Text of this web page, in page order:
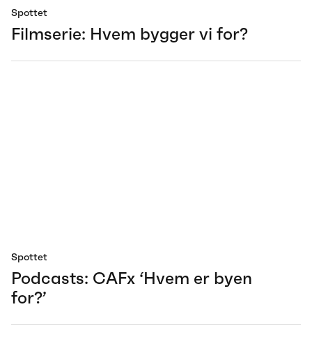
Spottet
Filmserie: Hvem bygger vi for?
Spottet
Podcasts: CAFx ‘Hvem er byen
for?’